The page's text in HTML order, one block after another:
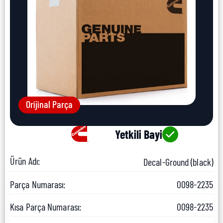
Orijinal Parça
Yetkili Bayi
Ürün Adı:
Decal-Ground (black)
Parça Numarası:
0098-2235
Kısa Parça Numarası:
0098-2235